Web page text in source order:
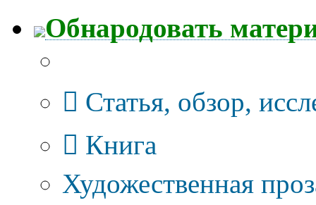
Обнародовать
Статья, обзор,
Книга
Художественная